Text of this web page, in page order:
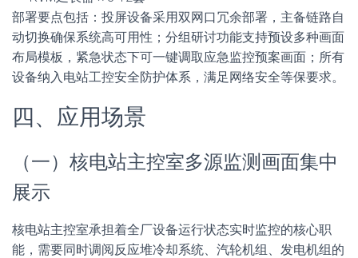
部署要点包括：投屏设备采用双网口冗余部署，主备链路自
动切换确保系统高可用性；分组研讨功能支持预设多种画面
布局模板，紧急状态下可一键调取应急监控预案画面；所有
设备纳入电站工控安全防护体系，满足网络安全等保要求。
四、应用场景
（一）核电站主控室多源监测画面集中
展示
核电站主控室承担着全厂设备运行状态实时监控的核心职
能，需要同时调阅反应堆冷却系统、汽轮机组、发电机组的